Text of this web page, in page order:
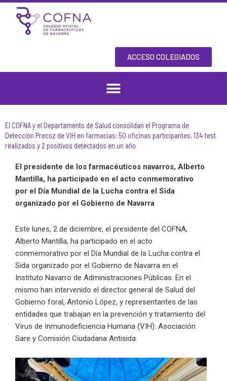
Skip
content
ACCESO COLEGIADOS
El COFNA y el Departamento de Salud consolidan el Programa de
Detección Precoz de VIH en farmacias: 50 oficinas participantes, 134 test
realizados y 2 positivos detectados en un año
El presidente de los farmacéuticos navarros, Alberto
Mantilla, ha participado en el acto conmemorativo
por el Día Mundial de la Lucha contra el Sida
organizado por el Gobierno de Navarra
Este lunes, 2 de diciembre, el presidente del COFNA,
Alberto Mantilla, ha participado en el acto
conmemorativo por el Día Mundial de la Lucha contra el
Sida organizado por el Gobierno de Navarra en el
Instituto Navarro de Administraciones Públicas. En el
mismo han intervenido el director general de Salud del
Gobierno foral, Antonio López, y representantes de las
entidades que trabajan en la prevención y tratamiento del
Virus de Inmunodeficiencia Humana (VIH): Asociación
Sare y Comisión Ciudadana Antisida.